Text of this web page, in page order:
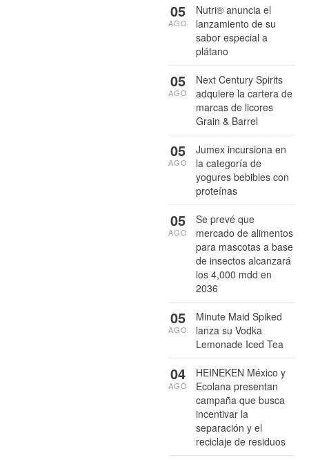
Nutri® anuncia el
lanzamiento de su
sabor especial a
plátano
05
AGO
Next Century Spirits
adquiere la cartera de
marcas de licores
Grain & Barrel
05
AGO
Jumex incursiona en
la categoría de
yogures bebibles con
proteínas
05
AGO
Se prevé que
mercado de alimentos
para mascotas a base
de insectos alcanzará
los 4,000 mdd en
2036
05
AGO
Minute Maid Spiked
lanza su Vodka
Lemonade Iced Tea
05
AGO
HEINEKEN México y
Ecolana presentan
campaña que busca
incentivar la
separación y el
reciclaje de residuos
04
AGO